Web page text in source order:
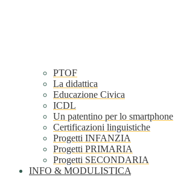
PTOF
La didattica
Educazione Civica
ICDL
Un patentino per lo smartphone
Certificazioni linguistiche
Progetti INFANZIA
Progetti PRIMARIA
Progetti SECONDARIA
INFO & MODULISTICA